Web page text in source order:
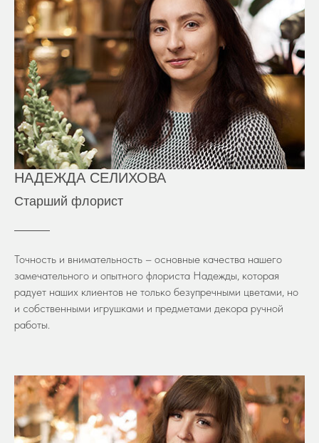
НАДЕЖДА СЕЛИХОВА
Старший флорист
Точность и внимательность – основные качества нашего
замечательного и опытного флориста Надежды, которая
радует наших клиентов не только безупречными цветами, но
и собственными игрушками и предметами декора ручной
работы.